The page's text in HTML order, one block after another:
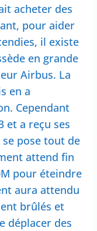
acheter des
pour aider
il existe
en grande
Airbus. La
en a
Cependant
et a reçu ses
pose tout de
attend fin
pour éteindre
aura attendu
brûlés et
déplacer des